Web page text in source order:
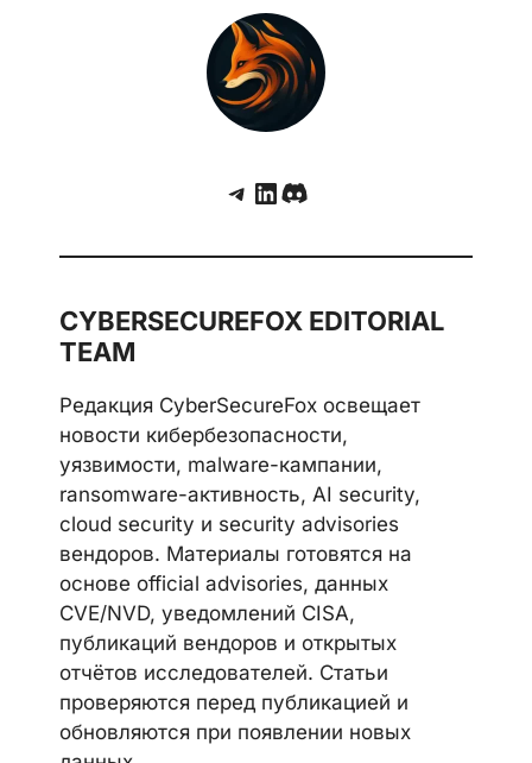
Telegram
LinkedIn
Discord
CYBERSECUREFOX EDITORIAL
TEAM
Редакция CyberSecureFox освещает
новости кибербезопасности,
уязвимости, malware-кампании,
ransomware-активность, AI security,
cloud security и security advisories
вендоров. Материалы готовятся на
основе official advisories, данных
CVE/NVD, уведомлений CISA,
публикаций вендоров и открытых
отчётов исследователей. Статьи
проверяются перед публикацией и
обновляются при появлении новых